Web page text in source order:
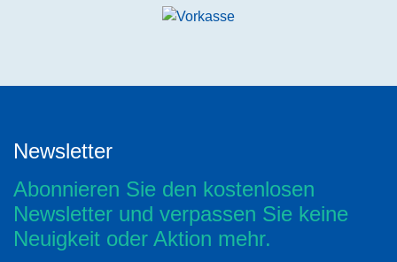
Newsletter
Abonnieren Sie den kostenlosen
Newsletter und verpassen Sie keine
Neuigkeit oder Aktion mehr.